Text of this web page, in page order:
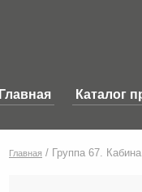
Главная Каталог
Главная / Группа 67.